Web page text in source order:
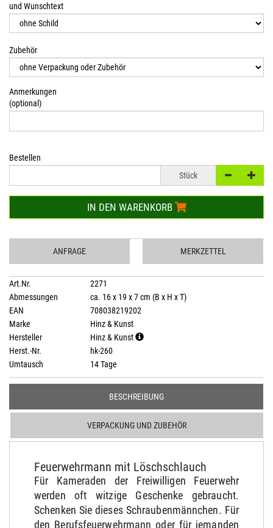
und Wunschtext
Zubehör
Anmerkungen
(optional)
Bestellen
Stück
IN DEN WARENKORB
ANFRAGE MERKZETTEL
Art.Nr.
2271
Abmessungen
ca. 16 x 19 x 7 cm (B x H x T)
EAN
708038219202
Marke
Hinz & Kunst
Hersteller
Hinz & Kunst
Herst.-Nr.
hk-260
Umtausch
14 Tage
BESCHREIBUNG
VERPACKUNG UND ZUBEHÖR
Feuerwehrmann mit Löschschlauch
Für Kameraden der Freiwilligen Feuerwehr
werden oft witzige Geschenke gebraucht.
Schenken Sie dieses Schraubenmännchen. Für
den Berufsfeuerwehrmann oder für jemanden